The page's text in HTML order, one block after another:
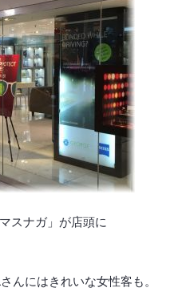
スナガ」が店頭に
んにはきれいな女性客も。